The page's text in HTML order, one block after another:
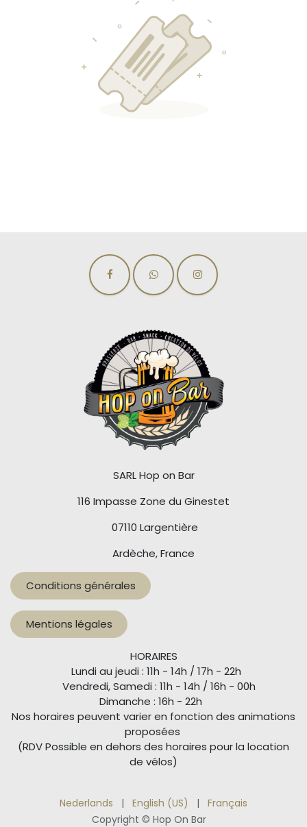
SARL Hop on Bar
116 Impasse Zone du Ginestet
07110 Largentière
Ardèche, France
Conditions générales
Mentions légales
HORAIRES
Lundi au jeudi : 11h - 14h / 17h - 22h
Vendredi, Samedi : 11h - 14h / 16h - 00h
Dimanche : 16h - 22h
Nos horaires peuvent varier en fonction des animations
proposées
(RDV Possible en dehors des horaires pour la location
de vélos)
Copyright © Hop On Bar
Nederlands | English (US) | Français